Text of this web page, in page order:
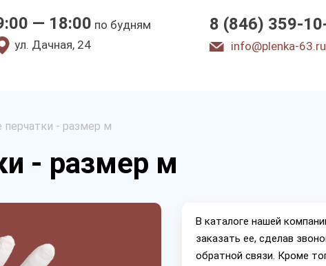
— 18:00 по будням
ул. Дачная, 24
8 (846) 359-
info@plenka-63.ru
- размер м
- размер м
В каталоге нашей
заказать ее, сделав
обратной связи. Кроме